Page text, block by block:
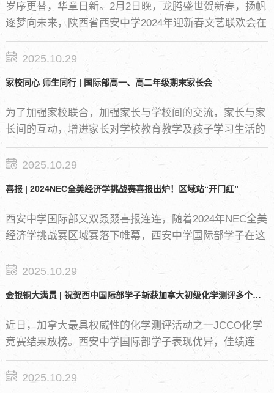
岁序更替，华章日新。2月2日晚，龙腾盛世贺新春，扬帆
逐梦向未来，陕西省西安中学2024年迎新春文艺联欢会在
学校体育馆隆重举行。学校领导班子成员、西中联合体学
校师生代表、全校师生和部分家长代表一起庆团圆、盼新
春，携手谱写西中教育华章。
2025.10.29
家校同心 师生同行 | 国际部高一、高二年级期末家长会
为了加强家校联合，加强家长与学校间的交流，家长与家
长间的互动，增进家长对学校教育教学及孩子学习生活的
了解与认识，了解学校的教育教学管理制度及方法，形成
学校、家庭、社会“三位一体”的教育合力，国际部于2024
年1月31日及2月1日下午召开23-24学年第一学期高一高二
期末家长会。
2025.10.29
喜报 | 2024NEC全美经济学挑战赛喜报出炉！区域站“开门红”
西安中学国际部又双叒叕喜报连连，随着2024年NEC全美
经济学挑战赛区域赛落下帷幕，西安中学国际部学子在这
场极具影响力的中学生经济学学术盛宴中收获了丰硕的战
果，并在参赛人数和获奖人数上面再创新高！共获12枚奖
2025.10.29
金银铜大满贯 | 祝贺西中国际部学子斩获加拿大初级化学测评多个奖项！
近日，加拿大最具权威性的化学测评活动之一JCCO化学
竞赛结果放榜。西安中学国际部学子表现优异，佳绩连
连！其中1人获得全球铜奖，1人获得全球优秀奖,1人获得
全国金奖，3人获得全国银奖，2人获得全国铜奖，3人获
2025.10.29